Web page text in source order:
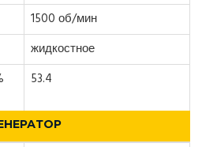
1500 об/мин
жидкостное
53.4